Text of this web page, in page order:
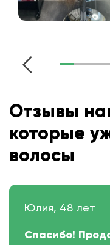
Отзывы
которые
волосы
Юлия, 48 лет
Спасибо!